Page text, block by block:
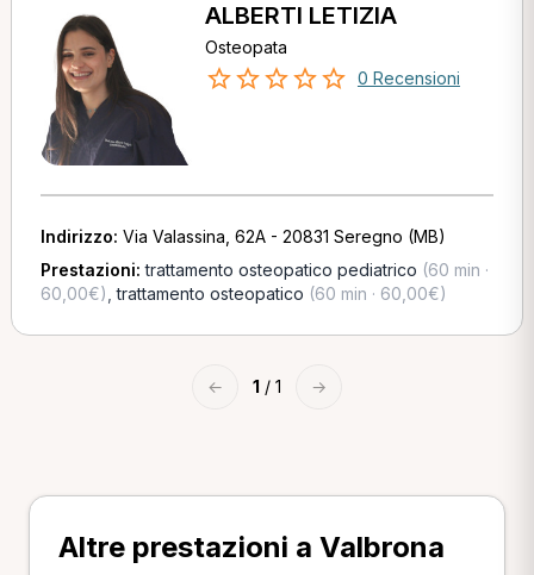
ALBERTI LETIZIA
Osteopata
0 Recensioni
Indirizzo: Via Valassina, 62A - 20831 Seregno (MB)
Prestazioni:trattamento osteopatico pediatrico (60 min ·
60,00€) ,trattamento osteopatico (60 min · 60,00€)
← 1 / 1 →
Altre prestazioni a Valbrona